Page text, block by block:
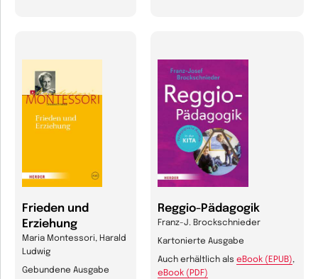
Frieden und
Erziehung
Maria Montessori, Harald
Ludwig
Gebundene Ausgabe
Reggio-Pädagogik
Franz-J. Brockschnieder
Kartonierte Ausgabe
Auch erhältlich als eBook (EPUB),
eBook (PDF)